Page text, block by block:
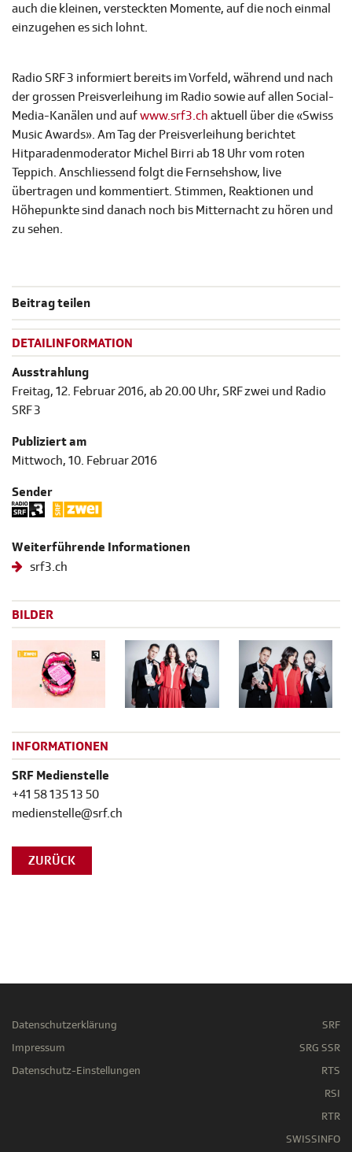
auch die kleinen, versteckten Momente, auf die noch einmal
einzugehen es sich lohnt.
Radio SRF 3 informiert bereits im Vorfeld, während und nach
der grossen Preisverleihung im Radio sowie auf allen Social-
Media-Kanälen und aufwww.srf3.ch aktuell über die «Swiss
Music Awards». Am Tag der Preisverleihung berichtet
Hitparadenmoderator Michel Birri ab 18 Uhr vom roten
Teppich. Anschliessend folgt die Fernsehshow, live
übertragen und kommentiert. Stimmen, Reaktionen und
Höhepunkte sind danach noch bis Mitternacht zu hören und
zu sehen.
Beitrag teilen
DETAILINFORMATION
Ausstrahlung
Freitag, 12. Februar 2016, ab 20.00 Uhr, SRF zwei und Radio
SRF 3
Publiziert am
Mittwoch, 10. Februar 2016
Sender
Weiterführende Informationen
srf3.ch
BILDER
INFORMATIONEN
SRF Medienstelle
+41 58 135 13 50
medienstelle@srf.ch
ZURÜCK
Datenschutzerklärung
Impressum
Datenschutz-Einstellungen
SRF
SRG SSR
RTS
RSI
RTR
SWISSINFO